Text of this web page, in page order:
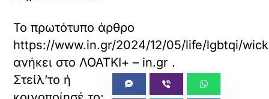
Το πρωτότυπο άρθρο
https://www.in.gr/2024/12/05/life/lgbtqi/
ανήκει στοΛΟΑΤΚΙ+ – in.gr .